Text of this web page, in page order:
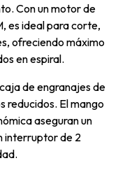
Con un motor de
es ideal para corte,
ofreciendo máximo
en espiral.
de engranajes de
reducidos. El mango
aseguran un
interruptor de 2